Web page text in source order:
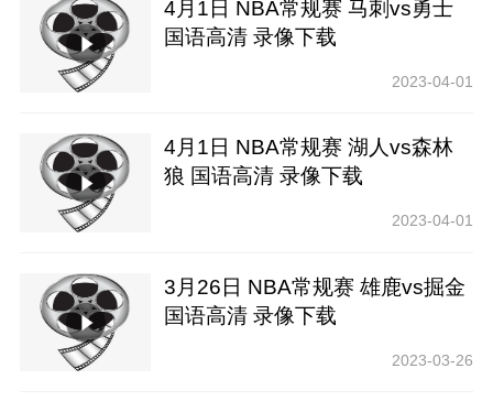
4月1日 NBA常规赛 马刺vs勇士
国语高清 录像下载
2023-04-01
4月1日 NBA常规赛 湖人vs森林
狼 国语高清 录像下载
2023-04-01
3月26日 NBA常规赛 雄鹿vs掘金
国语高清 录像下载
2023-03-26